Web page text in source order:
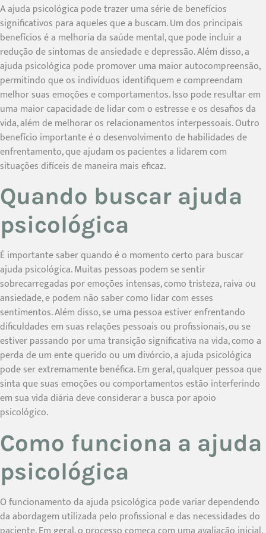
A ajuda psicológica pode trazer uma série de benefícios
significativos para aqueles que a buscam. Um dos principais
benefícios é a melhoria da saúde mental, que pode incluir a
redução de sintomas de ansiedade e depressão. Além disso, a
ajuda psicológica pode promover uma maior autocompreensão,
permitindo que os indivíduos identifiquem e compreendam
melhor suas emoções e comportamentos. Isso pode resultar em
uma maior capacidade de lidar com o estresse e os desafios da
vida, além de melhorar os relacionamentos interpessoais. Outro
benefício importante é o desenvolvimento de habilidades de
enfrentamento, que ajudam os pacientes a lidarem com
situações difíceis de maneira mais eficaz.
Quando buscar ajuda
psicológica
É importante saber quando é o momento certo para buscar
ajuda psicológica. Muitas pessoas podem se sentir
sobrecarregadas por emoções intensas, como tristeza, raiva ou
ansiedade, e podem não saber como lidar com esses
sentimentos. Além disso, se uma pessoa estiver enfrentando
dificuldades em suas relações pessoais ou profissionais, ou se
estiver passando por uma transição significativa na vida, como a
perda de um ente querido ou um divórcio, a ajuda psicológica
pode ser extremamente benéfica. Em geral, qualquer pessoa que
sinta que suas emoções ou comportamentos estão interferindo
em sua vida diária deve considerar a busca por apoio
psicológico.
Como funciona a ajuda
psicológica
O funcionamento da ajuda psicológica pode variar dependendo
da abordagem utilizada pelo profissional e das necessidades do